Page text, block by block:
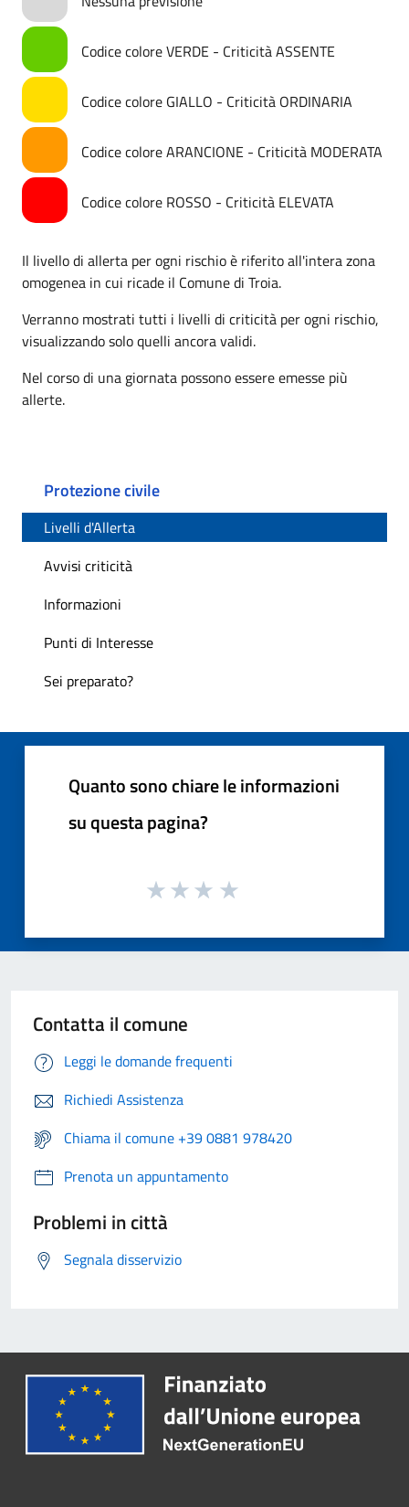
Codice colore VERDE - Criticità ASSENTE
Codice colore GIALLO - Criticità ORDINARIA
Codice colore ARANCIONE - Criticità MODERATA
Codice colore ROSSO - Criticità ELEVATA
Il livello di allerta per ogni rischio è riferito all'intera zona
omogenea in cui ricade il Comune di Troia.
Verranno mostrati tutti i livelli di criticità per ogni rischio,
visualizzando solo quelli ancora validi.
Nel corso di una giornata possono essere emesse più
allerte.
Protezione civile
Livelli d'Allerta
Avvisi criticità
Informazioni
Punti di Interesse
Sei preparato?
Quanto sono chiare le informazioni
su questa pagina?
Contatta il comune
Leggi le domande frequenti
Richiedi Assistenza
Chiama il comune +39 0881 978420
Prenota un appuntamento
Problemi in città
Segnala disservizio